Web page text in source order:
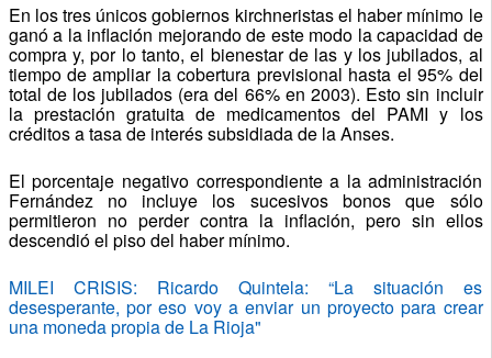
En los tres únicos gobiernos kirchneristas el haber mínimo le
ganó a la inflación mejorando de este modo la capacidad de
compra y, por lo tanto, el bienestar de las y los jubilados, al
tiempo de ampliar la cobertura previsional hasta el 95% del
total de los jubilados (era del 66% en 2003). Esto sin incluir
la prestación gratuita de medicamentos del PAMI y los
créditos a tasa de interés subsidiada de la Anses.
El porcentaje negativo correspondiente a la administración
Fernández no incluye los sucesivos bonos que sólo
permitieron no perder contra la inflación, pero sin ellos
descendió el piso del haber mínimo.
MILEI CRISIS: Ricardo Quintela: “La situación es
desesperante, por eso voy a enviar un proyecto para crear
una moneda propia de La Rioja"